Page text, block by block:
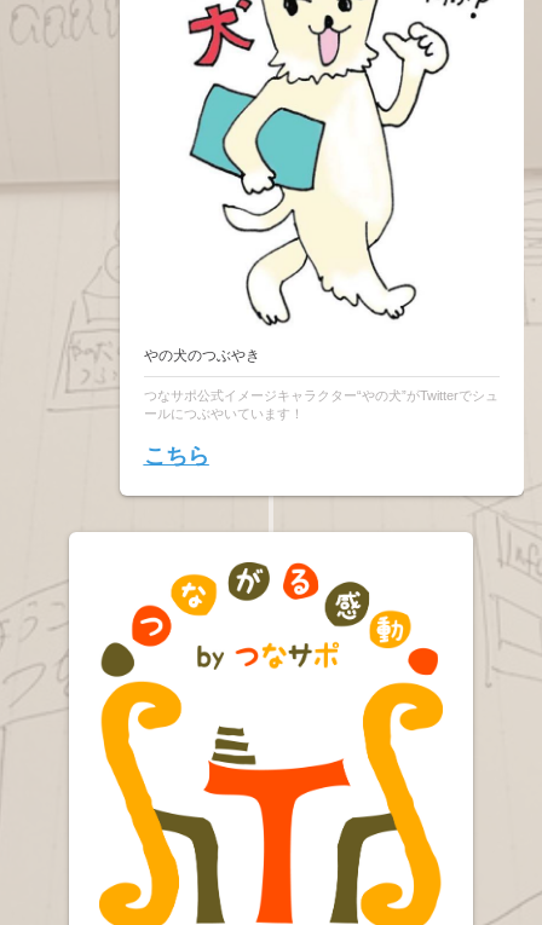
やの犬のつぶやき
つなサポ公式イメージキャラクター“やの犬”がTwitterでシュ
ールにつぶやいています！
こちら